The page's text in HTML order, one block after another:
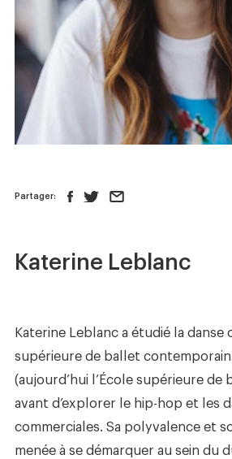
Nouvelles
Boutique
Nous joindre
Partager:
Katerine Leblanc
Katerine Leblanc a étudié la danse
supérieure de ballet contemporain
(aujourd’hui l’École supérieure de
avant d’explorer le hip-hop et les
commerciales. Sa polyvalence et
menée à se démarquer au sein du